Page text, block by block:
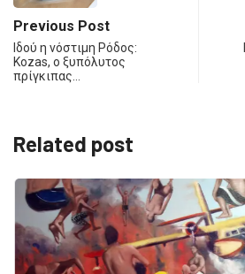
Previous Post
Ιδού η νόστιμη Ρόδος:
Kozas, ο ξυπόλυτος
πρίγκιπας…
Related post